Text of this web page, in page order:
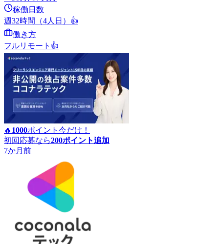
稼働日数
週32時間（4人日） 👍
働き方
フルリモート 👍
🔥 1000ポイント 今だけ！
初回応募なら200ポイント追加
7か月前